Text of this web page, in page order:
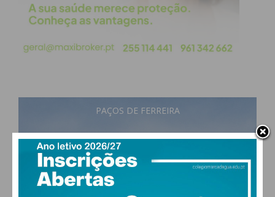
Eu li e concordo com os
condições
PAÇOS DE FERREIRA
21°
scattered clouds
vento: 1m/s ONO
MAX 21 • MIN 21